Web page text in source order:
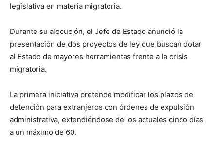
legislativa en materia migratoria.
Durante su alocución, el Jefe de Estado anunció la
presentación de dos proyectos de ley que buscan dotar
al Estado de mayores herramientas frente a la crisis
migratoria.
La primera iniciativa pretende modificar los plazos de
detención para extranjeros con órdenes de expulsión
administrativa, extendiéndose de los actuales cinco días
a un máximo de 60.